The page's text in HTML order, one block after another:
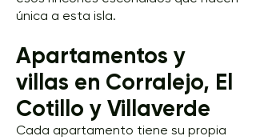
única a esta isla.
Apartamentos y
villas en Corralejo, El
Cotillo y Villaverde
Cada apartamento tiene su propia